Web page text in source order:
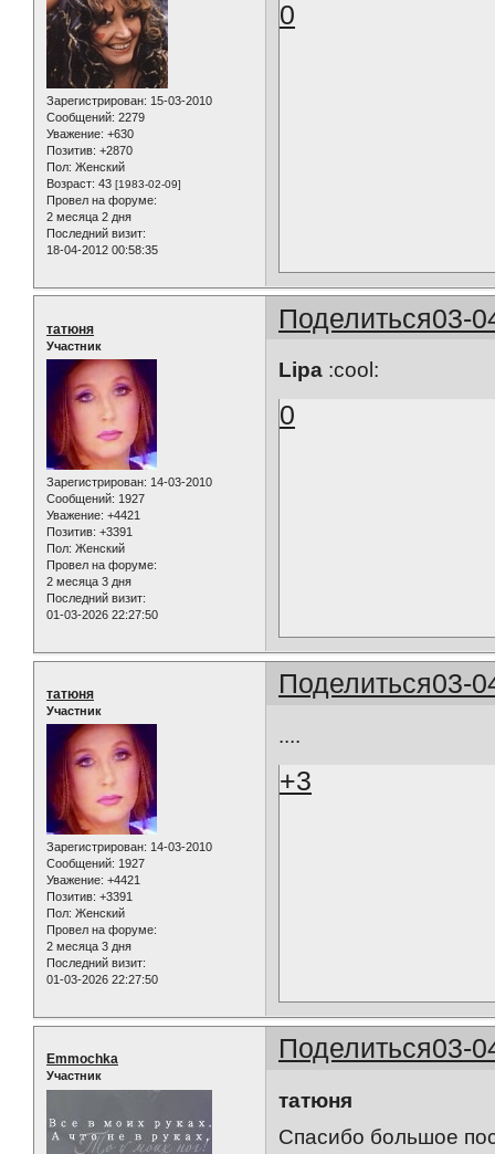
Зарегистрирован: 15-03-2010
Сообщений: 2279
Уважение: +630
Позитив: +2870
Пол: Женский
Возраст: 43 [1983-02-09]
Провел на форуме:
2 месяца 2 дня
Последний визит:
18-04-2012 00:58:35
0
Поделиться03-
татюня
Участник
Зарегистрирован: 14-03-2010
Сообщений: 1927
Уважение: +4421
Позитив: +3391
Пол: Женский
Провел на форуме:
2 месяца 3 дня
Последний визит:
01-03-2026 22:27:50
Lipa :cool:
0
Поделиться03-
татюня
Участник
Зарегистрирован: 14-03-2010
Сообщений: 1927
Уважение: +4421
Позитив: +3391
Пол: Женский
Провел на форуме:
2 месяца 3 дня
Последний визит:
01-03-2026 22:27:50
....
+3
Поделиться03-
Emmochka
Участник
татюня
Спасибо большое